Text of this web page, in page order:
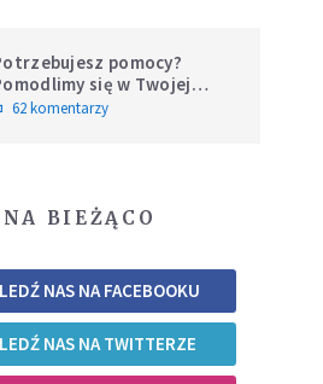
pomocy?
się w Twojej
62 komentarzy
BIEŻĄCO
NAS NA FACEBOOKU
NAS NA TWITTERZE